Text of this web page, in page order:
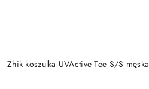
Zhik koszulka UVActive Tee S/S męska